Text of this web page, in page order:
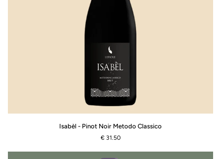
Isabèl - Pinot Noir Metodo Classico
€ 31.50